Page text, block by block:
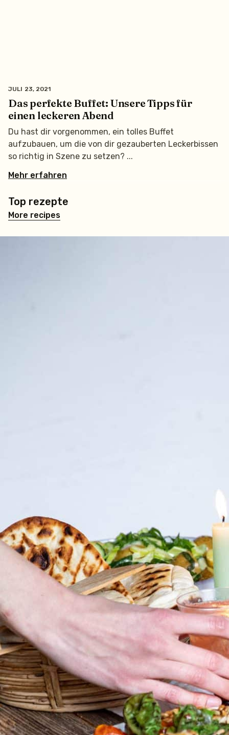
Das perfekte Buffet: Unsere Tipps für
einen leckeren Abend
JULI 23, 2021
Du hast dir vorgenommen, ein tolles Buffet
aufzubauen, um die von dir gezauberten Leckerbissen
so richtig in Szene zu setzen?
Mehr erfahren
Top rezepte
More recipes